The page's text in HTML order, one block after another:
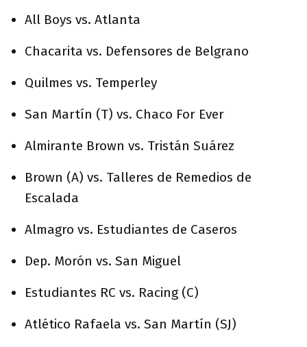
All Boys vs. Atlanta
Chacarita vs. Defensores de Belgrano
Quilmes vs. Temperley
San Martín (T) vs. Chaco For Ever
Almirante Brown vs. Tristán Suárez
Brown (A) vs. Talleres de Remedios de
Escalada
Almagro vs. Estudiantes de Caseros
Dep. Morón vs. San Miguel
Estudiantes RC vs. Racing (C)
Atlético Rafaela vs. San Martín (SJ)